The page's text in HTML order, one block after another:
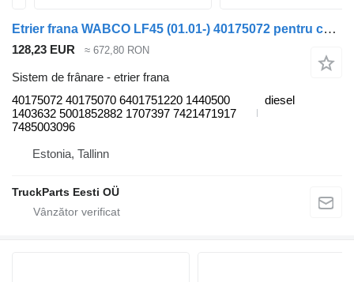
Etrier frana WABCO LF45 (01.01-) 40175072 pentru cap tractor DAF LF45, LF55, LF180, CF65, CF75, CF85 (2001-)
128,23 EUR ≈ 672,80 RON
Sistem de frânare - etrier frana
40175072 40175070 6401751220 1440500
1403632 5001852882 1707397 7421471917
7485003096
diesel
Estonia, Tallinn
TruckParts Eesti OÜ